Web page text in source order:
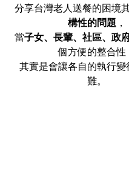
分享台灣老人送餐的困境
構性的問題 ，
當子女、長輩、社區、政
個方便的整合性
其實是會讓各自的執行變
難。